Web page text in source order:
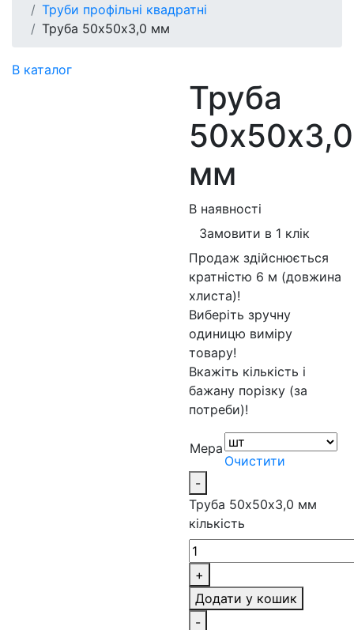
Труби профільні квадратні
Труба 50х50х3,0 мм
В каталог
Труба
50х50х3,0
мм
В наявності
Замовити в 1 клік
Продаж здійснюється
кратністю 6 м (довжина
хлиста)!
Виберіть зручну
одиницю виміру
товару!
Вкажіть кількість і
бажану порізку (за
потреби)!
Мера
Очистити
-
Труба 50х50х3,0 мм
кількість
+
Додати у кошик
-